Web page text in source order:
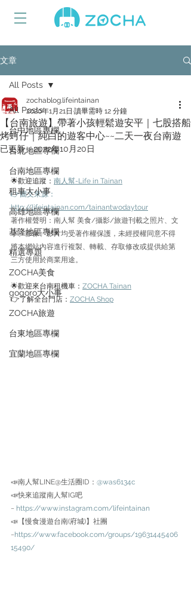
文章
All Posts
台中地區專欄
台北地區專欄
台南地區專欄
租車大小事
高雄地區專欄
基隆地區專欄
精選專題
ZOCHA美食
gogoro大小事
ZOCHA旅遊
台東地區專欄
宜蘭地區專欄
All Posts
【台南旅遊】帶著小孩輕鬆遊安平｜七股搭船
烤蚵仔｜純白的遊客中心~~二天一夜台南遊
zochablog.lifeintainan
2020年1月21日 讀畢需時 12 分鐘
已更新：2022年10月20日
🌟歡迎追蹤： 南人幫-Life in Tainan
👉圖文來源：
http://lifeintainan.com/tainantwodaytour
著作權聲明：南人幫 美食/攝影/旅遊刊載之照片、文
字、影像、影片均受著作權保護，未經授權同意不得
將本網站內容進行複製、轉載、存取修改或提供給第
三方使用於商業用途。
🌟歡迎來台南租機車： ZOCHA Tainan
👉了解全台門店： ZOCHA Shop
📣南人幫LINE@生活圈ID： @was6134c
📣快來追蹤南人幫IG吧
~ https://www.instagram.com/lifeintainan
📣【慢食漫遊台南(府城)】社團
~https://www.facebook.com/groups/19631445406
15490/